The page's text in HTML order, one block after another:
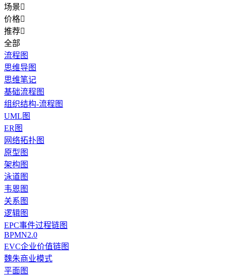
场景
价格
推荐
全部
流程图
思维导图
思维笔记
基础流程图
组织结构-流程图
UML图
ER图
网络拓扑图
原型图
架构图
泳道图
韦恩图
关系图
逻辑图
EPC事件过程链图
BPMN2.0
EVC企业价值链图
魏朱商业模式
平面图